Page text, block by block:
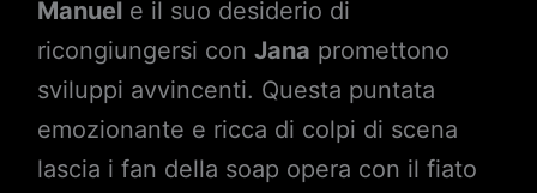
Manuel e il suo desiderio di
ricongiungersi con Jana promettono
sviluppi avvincenti. Questa puntata
emozionante e ricca di colpi di scena
lascia i fan della soap opera con il fiato